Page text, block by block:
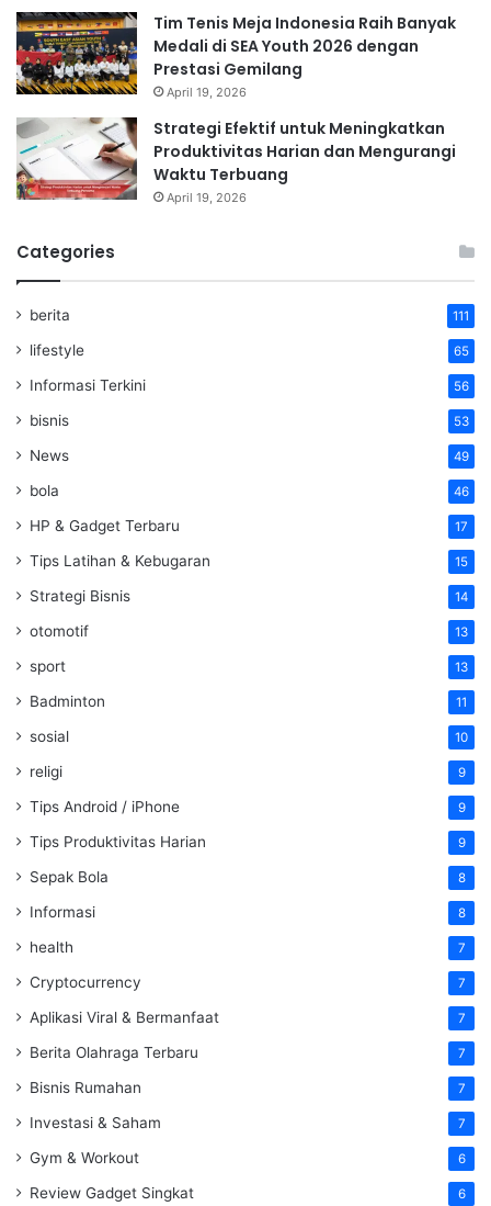
Tim Tenis Meja Indonesia Raih Banyak
Medali di SEA Youth 2026 dengan
Prestasi Gemilang
April 19, 2026
Strategi Efektif untuk Meningkatkan
Produktivitas Harian dan Mengurangi
Waktu Terbuang
April 19, 2026
Categories
berita 111
lifestyle 65
Informasi Terkini 56
bisnis 53
News 49
bola 46
HP & Gadget Terbaru 17
Tips Latihan & Kebugaran 15
Strategi Bisnis 14
otomotif 13
sport 13
Badminton 11
sosial 10
religi 9
Tips Android / iPhone 9
Tips Produktivitas Harian 9
Sepak Bola 8
Informasi 8
health 7
Cryptocurrency 7
Aplikasi Viral & Bermanfaat 7
Berita Olahraga Terbaru 7
Bisnis Rumahan 7
Investasi & Saham 7
Gym & Workout 6
Review Gadget Singkat 6